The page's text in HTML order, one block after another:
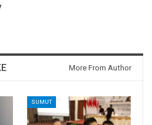
More From Author
SUMUT